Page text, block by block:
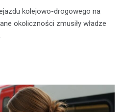
kolejowo-drogowego na
okoliczności zmusiły władze